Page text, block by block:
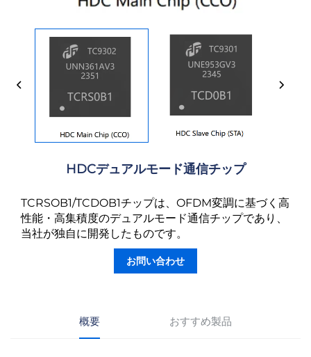
HDCデュアルモード通信チップ
TCRSOB1/TCDOB1チップは、OFDM変調に基づく高
性能・高集積度のデュアルモード通信チップであり、
当社が独自に開発したものです。
お問い合わせ
概要 おすすめ製品